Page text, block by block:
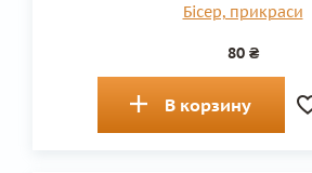
Бісер, прикраси
80 ₴
В корзину